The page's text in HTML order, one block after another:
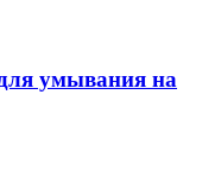
умывания на